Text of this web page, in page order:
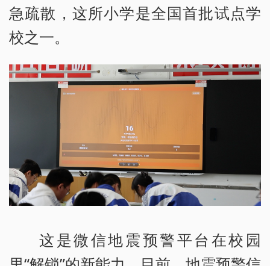
急疏散，这所小学是全国首批试点学
校之一。
这是微信地震预警平台在校园